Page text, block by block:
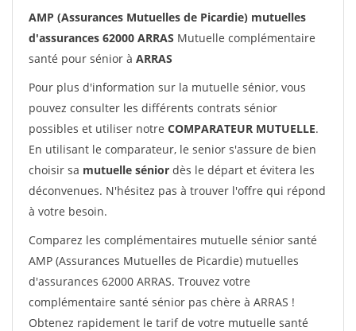
AMP (Assurances Mutuelles de Picardie) mutuelles
d'assurances 62000 ARRAS Mutuelle complémentaire
santé pour sénior à ARRAS
Pour plus d'information sur la mutuelle sénior, vous
pouvez consulter les différents contrats sénior
possibles et utiliser notre COMPARATEUR MUTUELLE.
En utilisant le comparateur, le senior s'assure de bien
choisir sa mutuelle sénior dès le départ et évitera les
déconvenues. N'hésitez pas à trouver l'offre qui répond
à votre besoin.
Comparez les complémentaires mutuelle sénior santé
AMP (Assurances Mutuelles de Picardie) mutuelles
d'assurances 62000 ARRAS. Trouvez votre
complémentaire santé sénior pas chère à ARRAS !
Obtenez rapidement le tarif de votre mutuelle santé